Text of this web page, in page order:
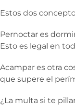
Estos dos
Pernoctar es
Esto es legal en
Acampar es otra
que supere el
¿La multa si te